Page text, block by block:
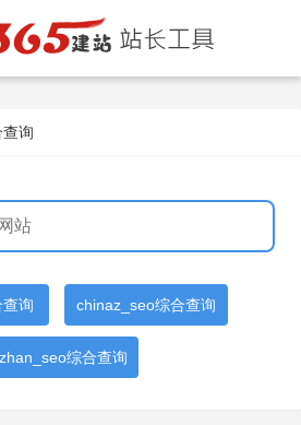
询
询 chinaz_seo综合查询
综合查询